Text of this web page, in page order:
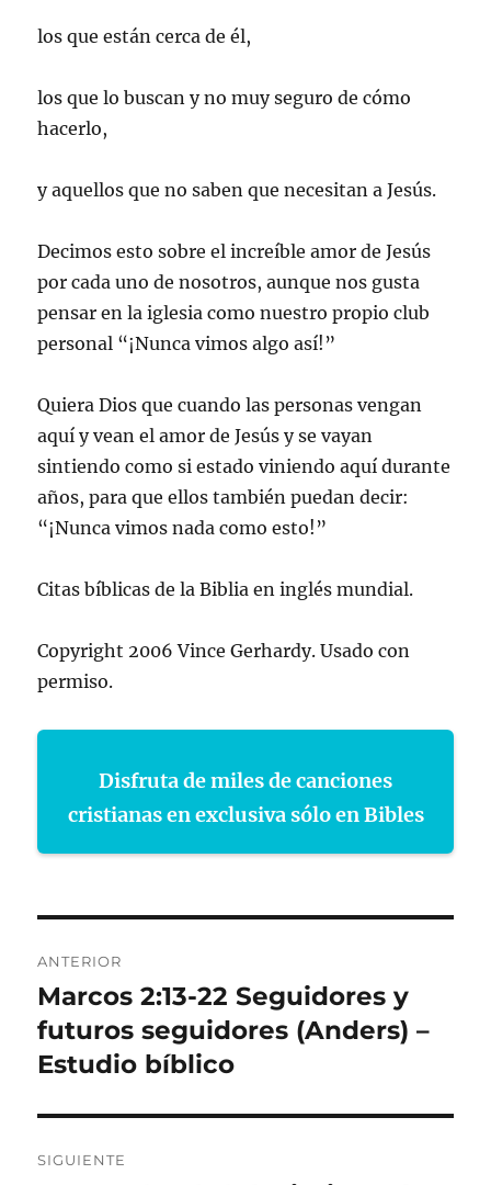
los que están cerca de él,
los que lo buscan y no muy seguro de cómo
hacerlo,
y aquellos que no saben que necesitan a Jesús.
Decimos esto sobre el increíble amor de Jesús
por cada uno de nosotros, aunque nos gusta
pensar en la iglesia como nuestro propio club
personal “¡Nunca vimos algo así!”
Quiera Dios que cuando las personas vengan
aquí y vean el amor de Jesús y se vayan
sintiendo como si estado viniendo aquí durante
años, para que ellos también puedan decir:
“¡Nunca vimos nada como esto!”
Citas bíblicas de la Biblia en inglés mundial.
Copyright 2006 Vince Gerhardy. Usado con
permiso.
Disfruta de miles de canciones
cristianas en exclusiva sólo en Bibles
de
entradas
ANTERIOR
Entrada
anterior:
Marcos 2:13-22 Seguidores y
futuros seguidores (Anders) –
Estudio bíblico
SIGUIENTE